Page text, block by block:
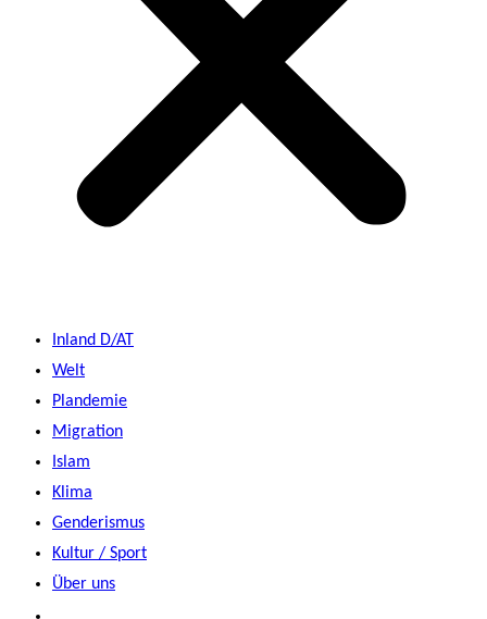
Inland D/AT
Welt
Plandemie
Migration
Islam
Klima
Genderismus
Kultur / Sport
Über uns